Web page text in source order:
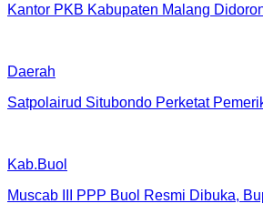
Kantor PKB Kabupaten Malang
Daerah
Satpolairud Situbondo Perketat
Kab.Buol
Muscab III PPP Buol Resmi Dibuka,